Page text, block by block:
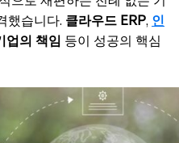
했습니다. 클라우드 ERP, 인
업의 책임 등이 성공의 핵심